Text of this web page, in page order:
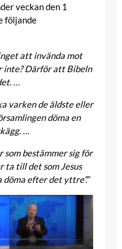
veckan den 1
följande
att invända mot
inte? Därför att Bibeln
…
varken de äldste eller
döma en
…
som bestämmer sig för
ta till det som Jesus
döma efter det yttre”.”